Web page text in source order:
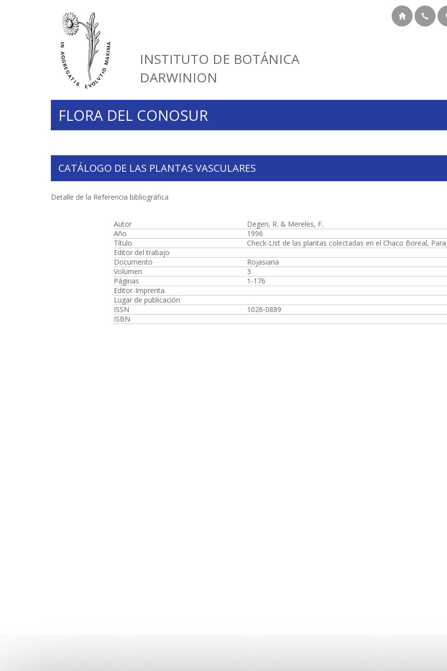
INSTITUTO DE BOTÁNICA
DARWINION
FLORA DEL CONOSUR
CATÁLOGO DE LAS PLANTAS VASCULARES
Detalle de la Referencia bibliográfica
Autor
Degen, R. & Mereles, F.
Año
1996
Título
Check-List de las plantas colectadas en el Chaco Boreal,
Editor del trabajo
Documento
Rojasiana
Volumen
3
Páginas
1-176
Editor-Imprenta
Lugar de publicación
ISSN
1026-0889
ISBN